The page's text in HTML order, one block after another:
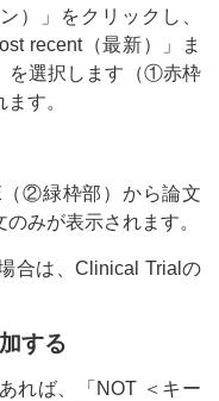
）」をクリックし、
recent（最新）」ま
を選択します（①赤枠
す。
（②緑枠部）から論文
みが表示されます。
合は、Clinical Trialの
する
れば、「NOT ＜キー